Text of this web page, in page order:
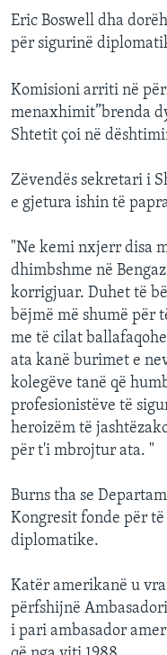
Eric Boswell dha
për sigurinë
Komisioni arriti në
menaxhimit”brenda
Shtetit çoi në
Zëvendës sekretari i
e gjetura ishin të
"Ne kemi nxjerr disa
dhimbshme në
korrigjuar. Duhet të
bëjmë më shumë për
me të cilat
ata kanë burimet e
kolegëve tanë që
profesionistëve të
heroizëm të
për t'i mbrojtur ata. "
Burns tha se
Kongresit fonde për
diplomatike.
Katër amerikanë u
përfshijnë
i pari ambasador